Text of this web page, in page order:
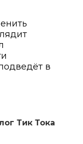
в
Тик Тока